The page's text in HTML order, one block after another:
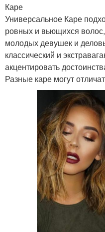
Каре
Универсальное Каре
ровных и вьющихся
молодых девушек и
классический и
акцентировать
Разные каре могут